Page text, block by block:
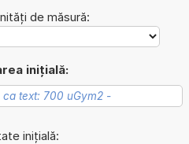
de măsură:
inițială:
inițială: